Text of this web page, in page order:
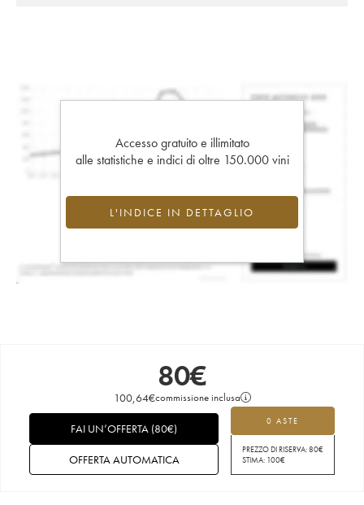
Accesso gratuito e illimitato
alle statistiche e indici di oltre 150.000 vini
L'INDICE IN DETTAGLIO
80€
100,64€commissione inclusa
0 ASTE
PREZZO DI RISERVA:80€
STIMA: 100€
FAI UN’OFFERTA (80€)
OFFERTA AUTOMATICA